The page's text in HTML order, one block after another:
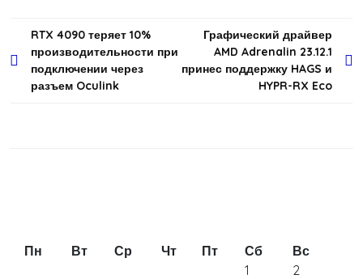
Навигация
по
записям
RTX 4090 теряет 10%
производительности при
подключении через
разъем Oculink
Графический драйвер
AMD Adrenalin 23.12.1
принес поддержку HAGS и
HYPR-RX Eco
Пн Вт Ср Чт Пт Сб
Вс
1
2